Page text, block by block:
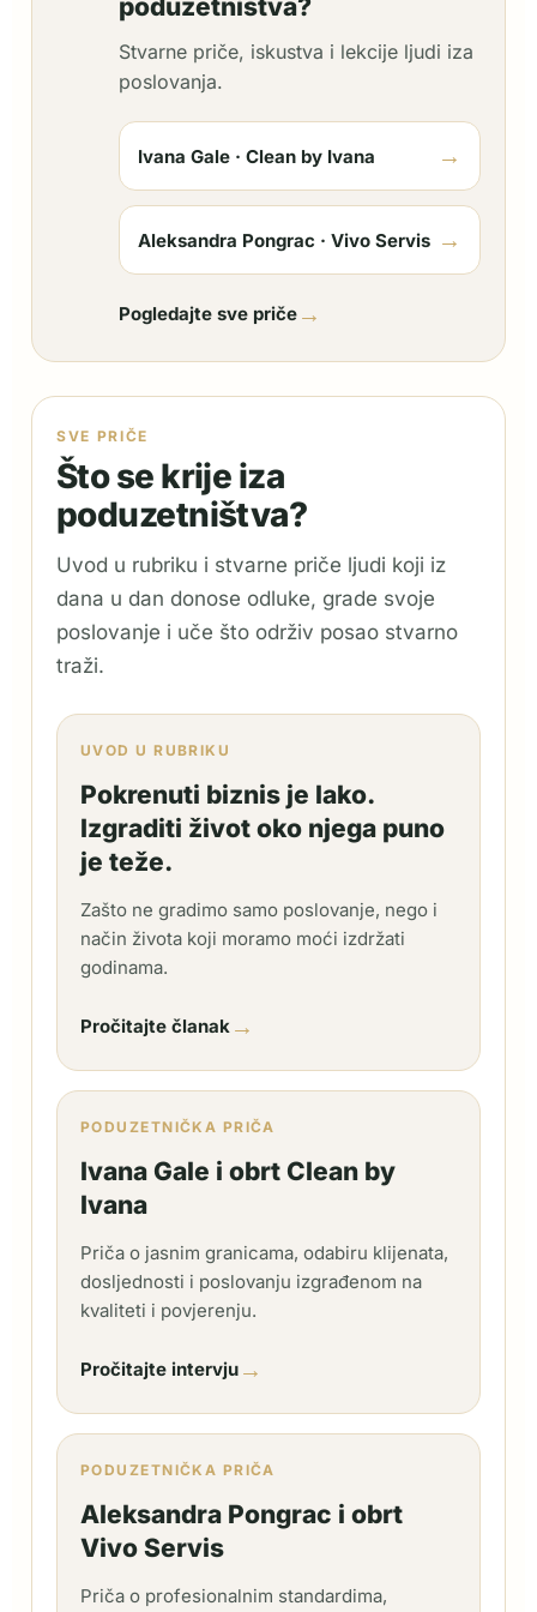
poduzetništva?
Stvarne priče, iskustva i lekcije ljudi iza
poslovanja.
Ivana Gale · Clean by Ivana →
Aleksandra Pongrac · Vivo Servis →
Pogledajte sve priče →
SVE PRIČE
Što se krije iza
poduzetništva?
Uvod u rubriku i stvarne priče ljudi koji iz
dana u dan donose odluke, grade svoje
poslovanje i uče što održiv posao stvarno
traži.
UVOD U RUBRIKU
Pokrenuti biznis je lako.
Izgraditi život oko njega puno
je teže.
Zašto ne gradimo samo poslovanje, nego i
način života koji moramo moći izdržati
godinama.
Pročitajte članak →
PODUZETNIČKA PRIČA
Ivana Gale i obrt Clean by
Ivana
Priča o jasnim granicama, odabiru klijenata,
dosljednosti i poslovanju izgrađenom na
kvaliteti i povjerenju.
Pročitajte intervju →
PODUZETNIČKA PRIČA
Aleksandra Pongrac i obrt
Vivo Servis
Priča o profesionalnim standardima,